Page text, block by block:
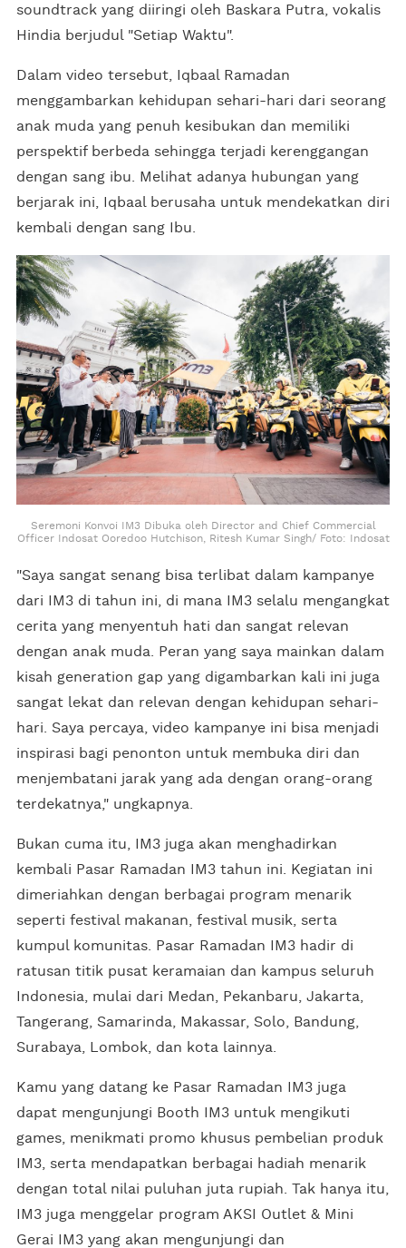
soundtrack yang diiringi oleh Baskara Putra, vokalis
Hindia berjudul "Setiap Waktu".
Dalam video tersebut, Iqbaal Ramadan
menggambarkan kehidupan sehari-hari dari seorang
anak muda yang penuh kesibukan dan memiliki
perspektif berbeda sehingga terjadi kerenggangan
dengan sang ibu. Melihat adanya hubungan yang
berjarak ini, Iqbaal berusaha untuk mendekatkan diri
kembali dengan sang Ibu.
Seremoni Konvoi IM3 Dibuka oleh Director and Chief Commercial
Officer Indosat Ooredoo Hutchison, Ritesh Kumar Singh/ Foto: Indosat
"Saya sangat senang bisa terlibat dalam kampanye
dari IM3 di tahun ini, di mana IM3 selalu mengangkat
cerita yang menyentuh hati dan sangat relevan
dengan anak muda. Peran yang saya mainkan dalam
kisah generation gap yang digambarkan kali ini juga
sangat lekat dan relevan dengan kehidupan sehari-
hari. Saya percaya, video kampanye ini bisa menjadi
inspirasi bagi penonton untuk membuka diri dan
menjembatani jarak yang ada dengan orang-orang
terdekatnya," ungkapnya.
Bukan cuma itu, IM3 juga akan menghadirkan
kembali Pasar Ramadan IM3 tahun ini. Kegiatan ini
dimeriahkan dengan berbagai program menarik
seperti festival makanan, festival musik, serta
kumpul komunitas. Pasar Ramadan IM3 hadir di
ratusan titik pusat keramaian dan kampus seluruh
Indonesia, mulai dari Medan, Pekanbaru, Jakarta,
Tangerang, Samarinda, Makassar, Solo, Bandung,
Surabaya, Lombok, dan kota lainnya.
Kamu yang datang ke Pasar Ramadan IM3 juga
dapat mengunjungi Booth IM3 untuk mengikuti
games, menikmati promo khusus pembelian produk
IM3, serta mendapatkan berbagai hadiah menarik
dengan total nilai puluhan juta rupiah. Tak hanya itu,
IM3 juga menggelar program AKSI Outlet & Mini
Gerai IM3 yang akan mengunjungi dan